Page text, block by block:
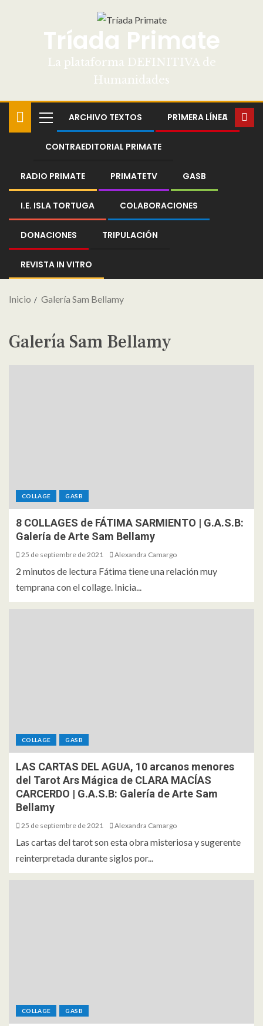
Tríada Primate
La plataforma DEFINITIVA de
Humanidades
ARCHIVO TEXTOS PR1MERA LÍNEA
CONTRAEDITORIAL PRIMATE
RADIO PRIMATE PRIMATETV GASB
I.E. ISLA TORTUGA COLABORACIONES
DONACIONES TRIPULACIÓN
REVISTA IN VITRO
Inicio Galería Sam Bellamy
Galería Sam Bellamy
COLLAGE GASB
8 COLLAGES de FÁTIMA SARMIENTO | G.A.S.B:
Galería de Arte Sam Bellamy
25 de septiembre de 2021 Alexandra Camargo
2 minutos de lectura Fátima tiene una relación muy
temprana con el collage. Inicia...
COLLAGE GASB
LAS CARTAS DEL AGUA, 10 arcanos menores
del Tarot Ars Mágica de CLARA MACÍAS
CARCERDO | G.A.S.B: Galería de Arte Sam
Bellamy
25 de septiembre de 2021 Alexandra Camargo
Las cartas del tarot son esta obra misteriosa y sugerente
reinterpretada durante siglos por...
COLLAGE GASB